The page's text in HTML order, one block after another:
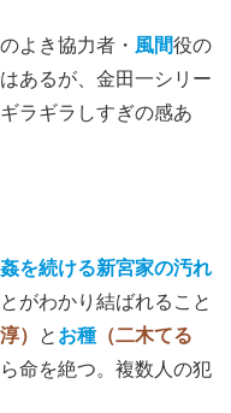
よき協力者・ 風間役の
あるが、金田一シリー
ラギラしすぎの感あ
を続ける新宮家の汚れ
がわかり結ばれること
） と お種 （二木てる
命を絶つ。複数人の犯